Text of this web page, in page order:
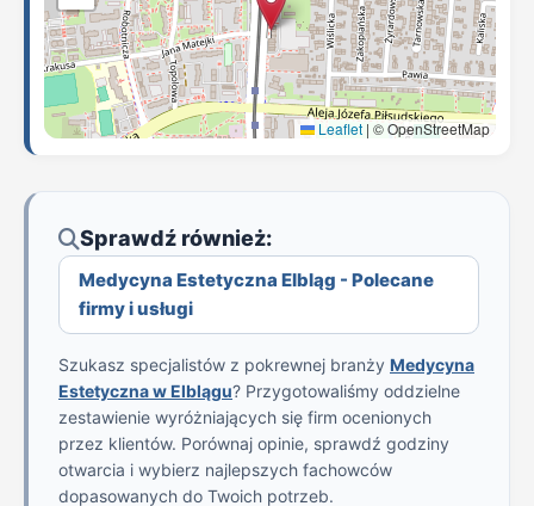
Leaflet |© OpenStreetMap
Sprawdź również:
Medycyna Estetyczna Elbląg - Polecane
firmy i usługi
Szukasz specjalistów z pokrewnej branży Medycyna
Estetyczna w Elblągu? Przygotowaliśmy oddzielne
zestawienie wyróżniających się firm ocenionych
przez klientów. Porównaj opinie, sprawdź godziny
otwarcia i wybierz najlepszych fachowców
dopasowanych do Twoich potrzeb.